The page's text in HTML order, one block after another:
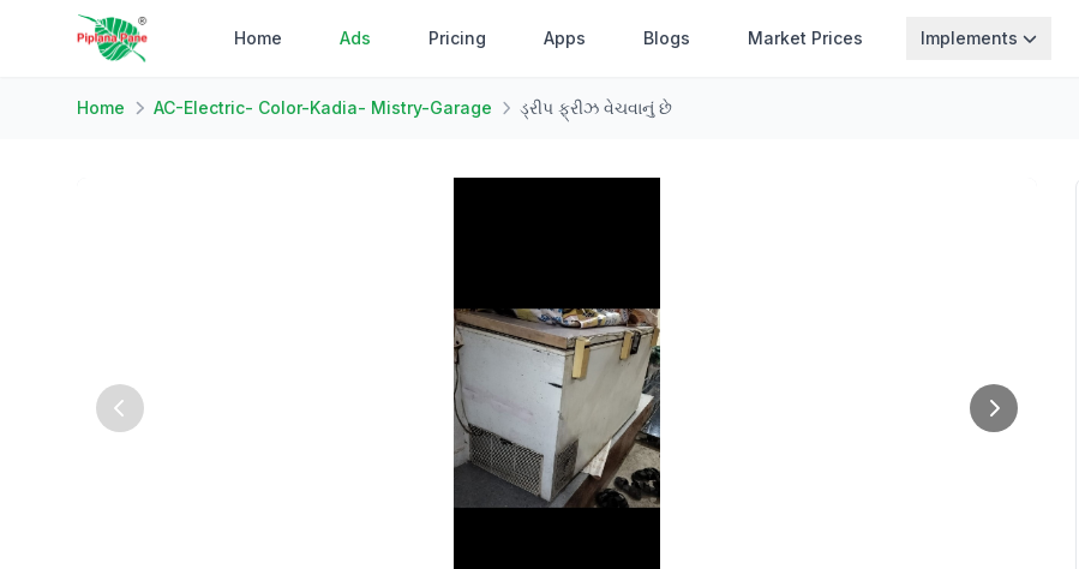
Home Ads Pricing Apps Blogs Market Prices Implements
Home AC-Electric- Color-Kadia- Mistry-Garage ડ્રીપ ફ્રીઝ વેચવાનું છે